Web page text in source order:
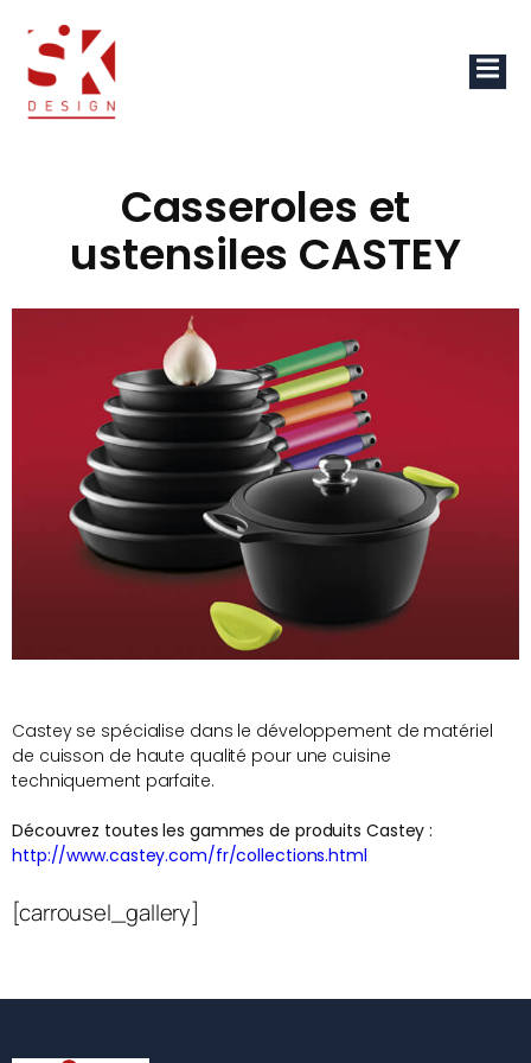
Casseroles et
ustensiles CASTEY
Castey se spécialise dans le développement de matériel
de cuisson de haute qualité pour une cuisine
techniquement parfaite.
Découvrez toutes les gammes de produits Castey :
http://www.castey.com/fr/collections.html
[carrousel_gallery]